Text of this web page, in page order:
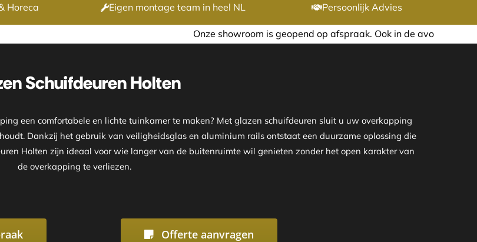
Horeca Eigen montage team in heel NL Persoonlijk Advies
Onze showroom is geopend op afspraak. Ook in de avond of in het weekend nemen wij
Schuifdeuren Holten
een comfortabele en lichte tuinkamer te maken? Met glazen schuifdeuren sluit u uw overkapping
Dankzij het gebruik van veiligheidsglas en aluminium rails ontstaat een duurzame oplossing die
Holten zijn ideaal voor wie langer van de buitenruimte wil genieten zonder het open karakter van
de overkapping te verliezen.
Offerte aanvragen